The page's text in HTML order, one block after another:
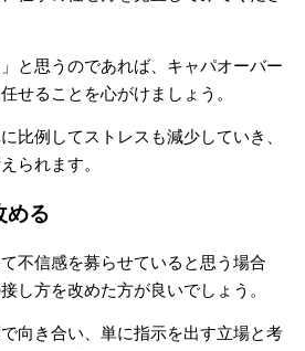
と思うのであれば、キャパオーバー
せることを心がけましょう。
比例してストレスも減少していき、
られます。
める
不信感を募らせていると思う場合
し方を改めた方が良いでしょう。
向き合い、単に指示を出す立場と考